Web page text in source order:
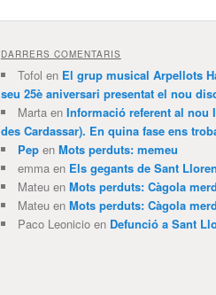
DARRERS COMENTARIS
Tofol en El grup musical Arpellots
seu 25è aniversari presentat el nou
Martaen Informació referent al nou
des Cardassar). En quina fase ens
Pepen Mots perduts: memeu
emmaen Els gegants de Sant
Mateuen Mots perduts: Càgola
Mateuen Mots perduts: Càgola
Paco Leonicioen Defunció a Sant